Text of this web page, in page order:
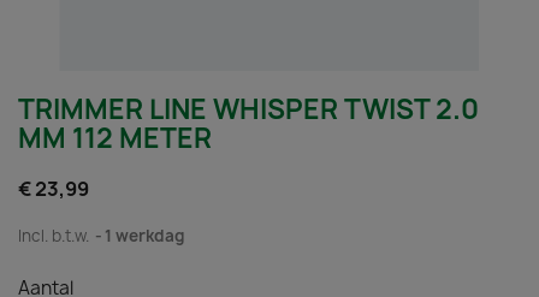
TRIMMER LINE WHISPER TWIST 2.0
MM 112 METER
€ 23,99
Incl. b.t.w. 1 werkdag
Aantal